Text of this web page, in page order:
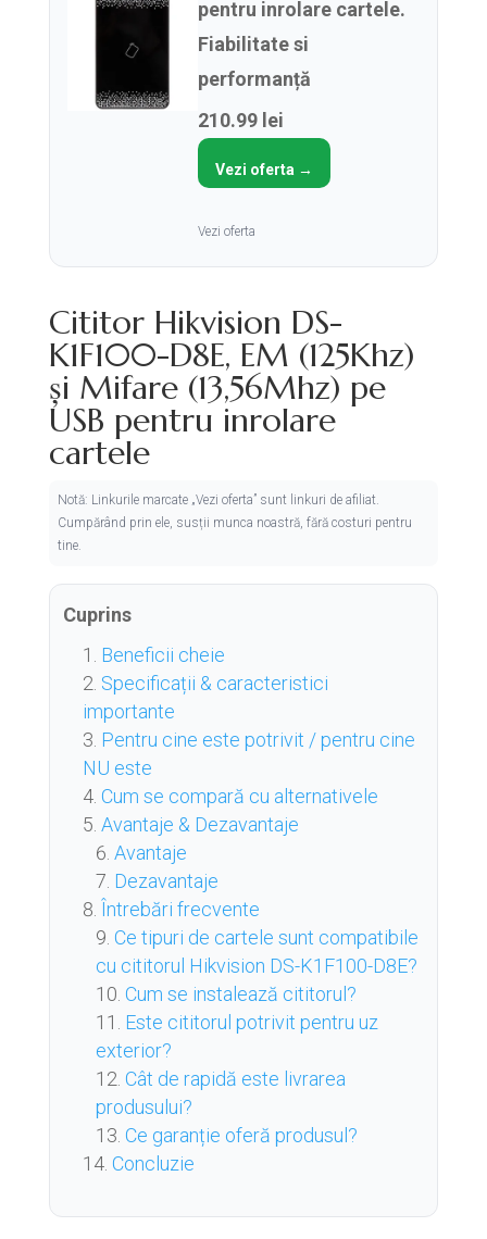
pentru inrolare cartele.
Fiabilitate si
performanță
210.99 lei
Vezi oferta →
Vezi oferta
Cititor Hikvision DS-
K1F100-D8E, EM (125Khz)
și Mifare (13,56Mhz) pe
USB pentru inrolare
cartele
Notă: Linkurile marcate „Vezi oferta” sunt linkuri de afiliat.
Cumpărând prin ele, susții munca noastră, fără costuri pentru
tine.
Cuprins
Beneficii cheie
Specificații & caracteristici
importante
Pentru cine este potrivit / pentru cine
NU este
Cum se compară cu alternativele
Avantaje & Dezavantaje
Avantaje
Dezavantaje
Întrebări frecvente
Ce tipuri de cartele sunt compatibile
cu cititorul Hikvision DS-K1F100-D8E?
Cum se instalează cititorul?
Este cititorul potrivit pentru uz
exterior?
Cât de rapidă este livrarea
produsului?
Ce garanție oferă produsul?
Concluzie